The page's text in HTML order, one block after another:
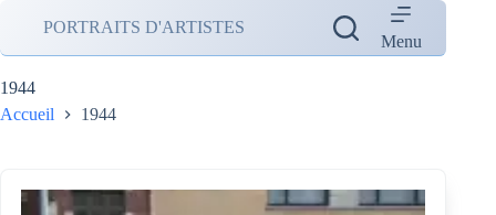
contenu
PORTRAITS D'ARTISTES
Menu
1944
Accueil
1944